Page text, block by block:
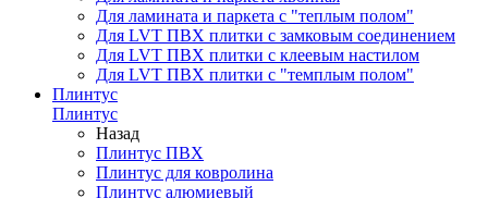
Для ламината и паркета с "теплым полом"
Для LVT ПВХ плитки с замковым соединением
Для LVT ПВХ плитки с клеевым настилом
Для LVT ПВХ плитки с "темплым полом"
Плинтус
Плинтус
Назад
Плинтус ПВХ
Плинтус для ковролина
Плинтус алюмиевый